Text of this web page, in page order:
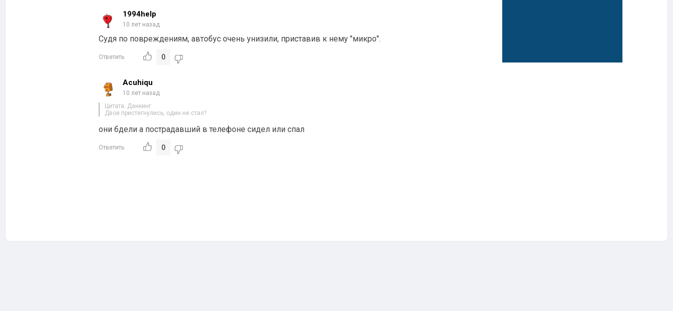
1994help
10 лет назад
Судя по повреждениям, автобус очень унизили, приставив к нему "микро".
Ответить 0
Acuhiqu
10 лет назад
Цитата: Данкинг
Двое пристегнулись, один не стал?
они бдели а пострадавший в телефоне сидел или спал
Ответить 0